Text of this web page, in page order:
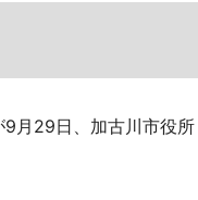
月29日、加古川市役所